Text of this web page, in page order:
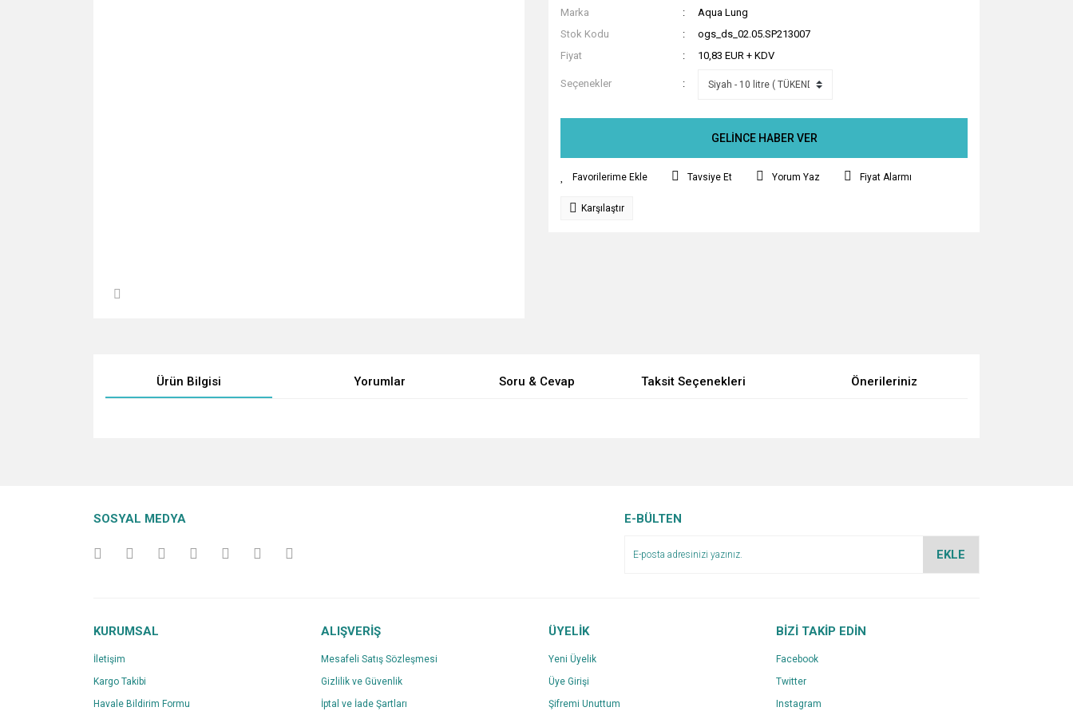
Marka
Aqua Lung
Stok Kodu
ogs_ds_02.05.SP213007
Fiyat
10,83 EUR + KDV
Seçenekler
GELİNCE HABER VER
Tavsiye Et Yorum Yaz Fiyat Alarmı
Karşılaştır
Ürün Bilgisi Yorumlar Soru & Cevap Taksit Seçenekleri Önerileriniz
Ürün açıklamasında eksik bilgiler bulunuyor.
SOSYAL MEDYA E-BÜLTEN
EKLE
KURUMSAL
İletişim
Kargo Takibi
Havale Bildirim Formu
ALIŞVERİŞ
Mesafeli Satış Sözleşmesi
Gizlilik ve Güvenlik
İptal ve İade Şartları
ÜYELİK
Yeni Üyelik
Üye Girişi
Şifremi Unuttum
BİZİ TAKİP EDİN
Facebook
Twitter
Instagram